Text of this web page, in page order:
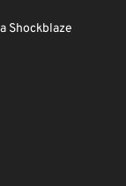
Shockblaze